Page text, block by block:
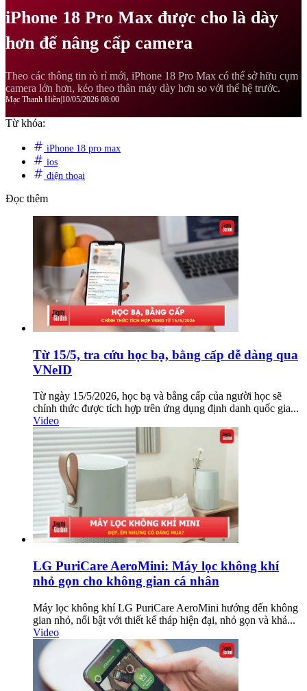
iPhone 18 Pro Max được cho là dày
hơn để nâng cấp camera
Theo các thông tin rò rỉ mới, iPhone 18 Pro Max có thể sở hữu cụm
camera lớn hơn, kéo theo thân máy dày hơn so với thế hệ trước.
Mạc Thanh Hiền 10/05/2026 08:00
Từ khóa:
iPhone 18 pro max
ios
điện thoại
Đọc thêm
Từ 15/5, tra cứu học bạ, bằng cấp dễ dàng qua
VNeID
Từ ngày 15/5/2026, học bạ và bằng cấp của người học sẽ
chính thức được tích hợp trên ứng dụng định danh quốc gia...
Video
LG PuriCare AeroMini: Máy lọc không khí
nhỏ gọn cho không gian cá nhân
Máy lọc không khí LG PuriCare AeroMini hướng đến không
gian nhỏ, nổi bật với thiết kế tháp hiện đại, nhỏ gọn và khả...
Video